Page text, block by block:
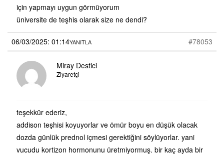
için yapmayı uygun görmüyorum
üniversite de teşhis olarak size ne dendi?
06/03/2025: 01:14 #78053
YANITLA
Miray Destici
Ziyaretçi
teşekkür ederiz,
addison teşhisi koyuyorlar ve ömür boyu en düşük olacak
dozda günlük prednol içmesi gerektiğini söylüyorlar. yani
vucudu kortizon hormonunu üretmiyormuş. bir kaç ayda bir